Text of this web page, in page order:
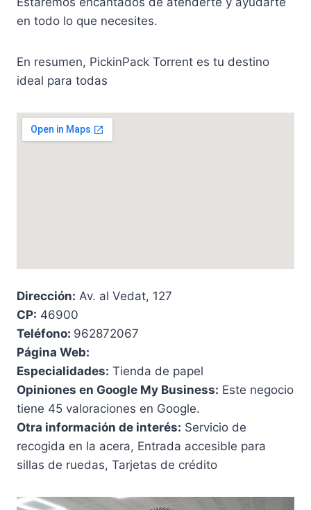
en todo lo que necesites.
En resumen, PickinPack Torrent es tu destino
ideal para todas
Dirección: Av. al Vedat, 127
CP: 46900
Teléfono: 962872067
Página Web:
Especialidades: Tienda de papel
Opiniones en Google My Business: Este negocio
tiene 45 valoraciones en Google.
Otra información de interés: Servicio de
recogida en la acera, Entrada accesible para
sillas de ruedas, Tarjetas de crédito